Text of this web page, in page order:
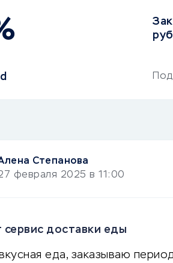
Степанова
февраля 2025 в 11:00
сервис доставки еды
еда, заказываю